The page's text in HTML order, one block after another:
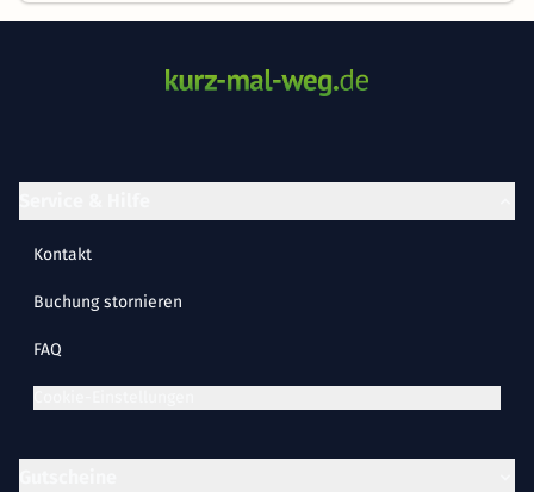
Kontakt
Buchung stornieren
FAQ